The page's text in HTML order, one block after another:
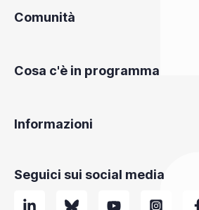
Comunità
Cosa c'è in programma
Informazioni
Seguici sui social media